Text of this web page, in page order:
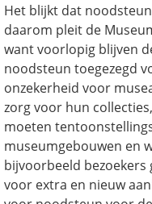
Het blijkt dat
daarom pleit de
want voorlopig blijven
noodsteun toegezegd
onzekerheid voor
zorg voor hun
moeten
museumgebouwen en
bijvoorbeeld
voor extra en nieuw